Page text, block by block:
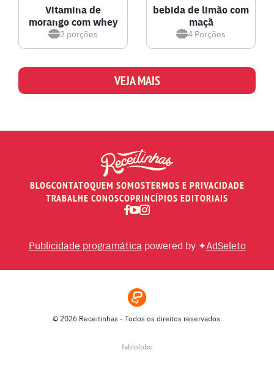
Vitamina de
morango com whey
2 porções
bebida de limão com
maçã
4 Porções
VEJA MAIS
BLOGCONTATOQUEM SOMOSTERMOS E PRIVACIDADE
TRABALHE CONOSCOPRINCÍPIOS EDITORIAIS
Publicidade programática powered by ✦AdSeleto
© 2026 Receitinhas - Todos os direitos reservados.
fabiolobo